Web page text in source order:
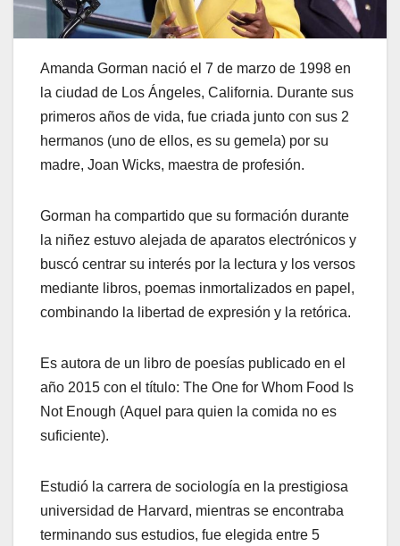
Amanda Gorman nació el 7 de marzo de 1998 en
la ciudad de Los Ángeles, California. Durante sus
primeros años de vida, fue criada junto con sus 2
hermanos (uno de ellos, es su gemela) por su
madre, Joan Wicks, maestra de profesión.
​Gorman ha compartido que su formación durante
la niñez estuvo alejada de aparatos electrónicos y
buscó centrar su interés por la lectura y los versos
mediante libros, poemas inmortalizados en papel,
combinando la libertad de expresión y la retórica.
Es autora de un libro de poesías publicado en el
año 2015 con el título: The One for Whom Food Is
Not Enough (Aquel para quien la comida no es
suficiente).
Estudió la carrera de sociología en la prestigiosa
universidad de Harvard, mientras se encontraba
terminando sus estudios, fue elegida entre 5